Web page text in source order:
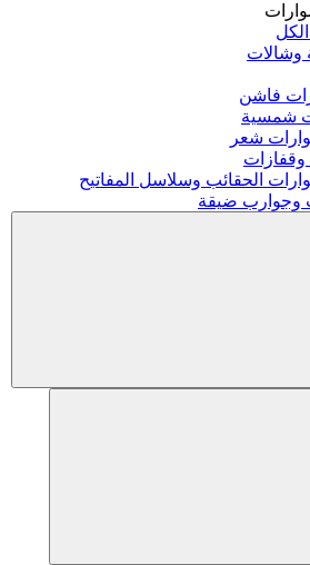
وشالات
فاشن
شمسية
شعر
وقفازات
الحقائب وسلاسل المفاتيح
وجوارب ضيقة